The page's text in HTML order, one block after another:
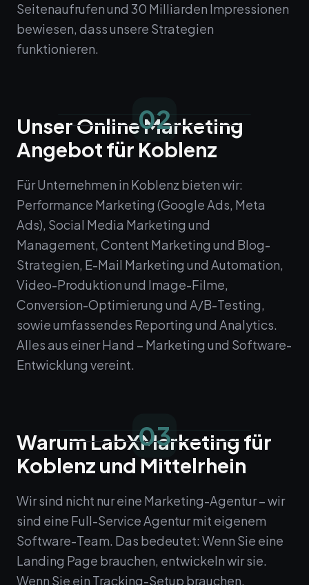
Seitenaufrufen und 30 Milliarden Impressionen
bewiesen, dass unsere Strategien
funktionieren.
02
Unser Online Marketing
Angebot für Koblenz
Für Unternehmen in Koblenz bieten wir:
Performance Marketing (Google Ads, Meta
Ads), Social Media Marketing und
Management, Content Marketing und Blog-
Strategien, E-Mail Marketing und Automation,
Video-Produktion und Image-Filme,
Conversion-Optimierung und A/B-Testing,
sowie umfassendes Reporting und Analytics.
Alles aus einer Hand – Marketing und Software-
Entwicklung vereint.
03
Warum LabXMarketing für
Koblenz und Mittelrhein
Wir sind nicht nur eine Marketing-Agentur – wir
sind eine Full-Service Agentur mit eigenem
Software-Team. Das bedeutet: Wenn Sie eine
Landing Page brauchen, entwickeln wir sie.
Wenn Sie ein Tracking-Setup brauchen,